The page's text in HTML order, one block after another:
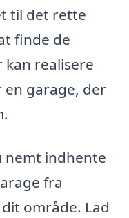
til det rette
finde de
kan realisere
en garage, der
nemt indhente
fra
område. Lad